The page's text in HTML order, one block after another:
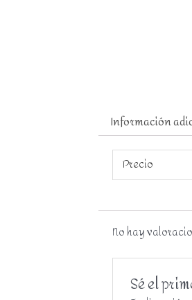
Información
Precio
No hay
Sé el